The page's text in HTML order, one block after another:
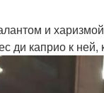
и
ди каприо к